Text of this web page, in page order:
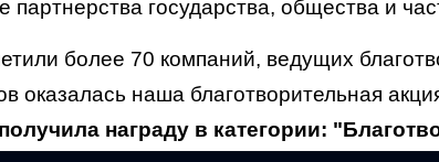
партнерства государства, общества и
более 70 компаний, ведущих
оказалась наша благотворительная
награду в категории: